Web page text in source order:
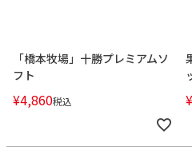
「橋本牧場」十勝プレミアムソ
フト
¥4,860税込 ¥